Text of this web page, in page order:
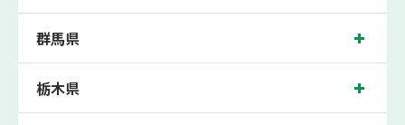
八千代中央校の住所は千葉県八千代市ゆりのき台。周辺には八千代中央駅前交番や
個別指導塾です。八千代中央校は地域の評判を呼び、八千代中央駅はもちろん、近
隣の村上駅や八千代緑が丘駅からもお通いいただいております。無料体験受付中で
す！
群馬県
栃木県